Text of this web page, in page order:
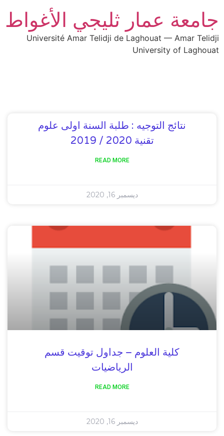
جامعة عمار ثليجي الأغواط
Université Amar Telidji de Laghouat — Amar Telidji
University of Laghouat
نتائج التوجيه : طلبة السنة اولى علوم
تقنية 2020 / 2019
READ MORE
ديسمبر 16, 2020
كلية العلوم – جداول توقيت قسم
الرياضيات
READ MORE
ديسمبر 16, 2020